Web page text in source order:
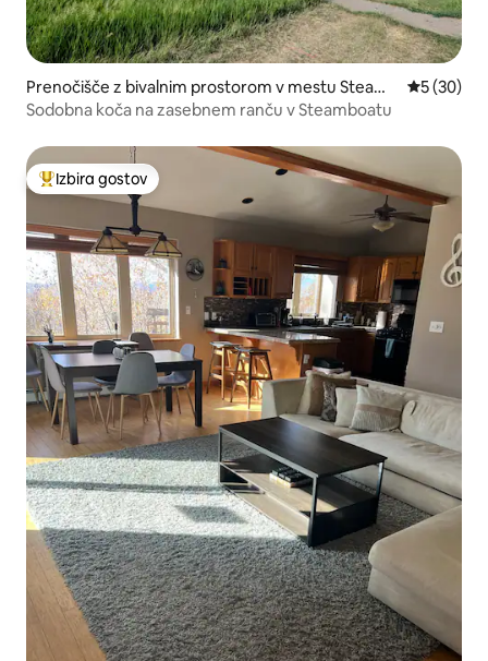
Prenočišče z bivalnim prostorom v mestu Steamb
oat Springs
5 (30)
Sodobna koča na zasebnem ranču v Steamboatu
Najbolj priljubljena prenočišča z značko »Izbira gostov«
Izbira gostov